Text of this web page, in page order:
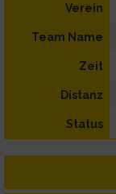
Verein
Team Name
Zeit
Distanz
Status